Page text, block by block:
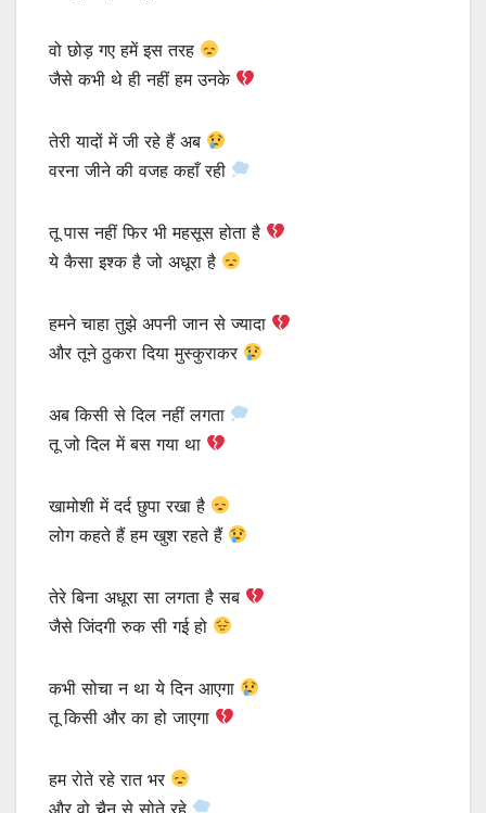
वो छोड़ गए हमें इस तरह
जैसे कभी थे ही नहीं हम उनके
तेरी यादों में जी रहे हैं अब
वरना जीने की वजह कहाँ रही
तू पास नहीं फिर भी महसूस होता है
ये कैसा इश्क है जो अधूरा है
हमने चाहा तुझे अपनी जान से ज्यादा
और तूने ठुकरा दिया मुस्कुराकर
अब किसी से दिल नहीं लगता
तू जो दिल में बस गया था
खामोशी में दर्द छुपा रखा है
लोग कहते हैं हम खुश रहते हैं
तेरे बिना अधूरा सा लगता है सब
जैसे जिंदगी रुक सी गई हो
कभी सोचा न था ये दिन आएगा
तू किसी और का हो जाएगा
हम रोते रहे रात भर
और वो चैन से सोते रहे